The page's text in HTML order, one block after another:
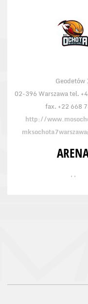
Geodetów
02-396 Warszawa tel.
fax. +22 668
http://
, ,